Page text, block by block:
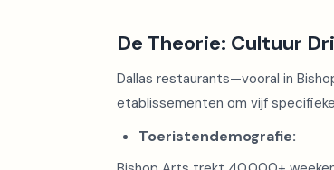
De Theorie: Cultuur
Dallas restaurants—vooral in
etablissementen om vijf
Toeristendemografie: